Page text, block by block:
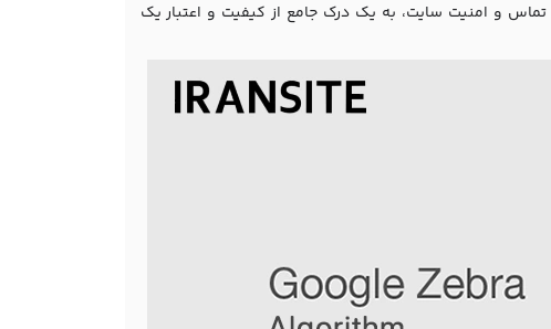
تماس و امنیت سایت، به یک درک جامع از کیفیت و اعتبار یک